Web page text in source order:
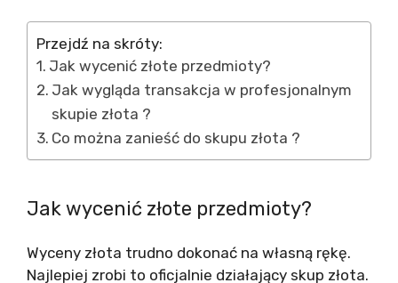
Przejdź na skróty:
Jak wycenić złote przedmioty?
Jak wygląda transakcja w profesjonalnym
skupie złota ?
Co można zanieść do skupu złota ?
Jak wycenić złote przedmioty?
Wyceny złota trudno dokonać na własną rękę.
Najlepiej zrobi to oficjalnie działający skup złota.